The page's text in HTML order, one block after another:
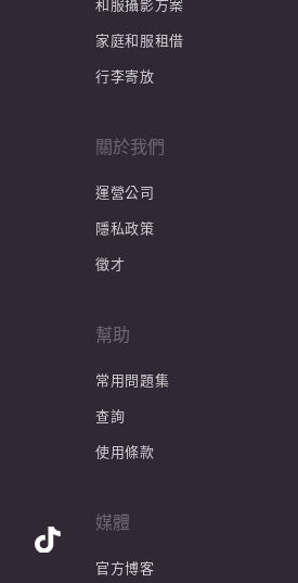
和服攝影方案
家庭和服租借
行李寄放
關於我們
運營公司
隱私政策
徵才
幫助
常用問題集
查詢
使用條款
媒體
官方博客